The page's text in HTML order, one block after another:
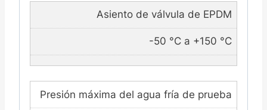
Asiento de válvula de EPDM
-50 °C a +150 °C
Presión máxima del agua fría de prueba